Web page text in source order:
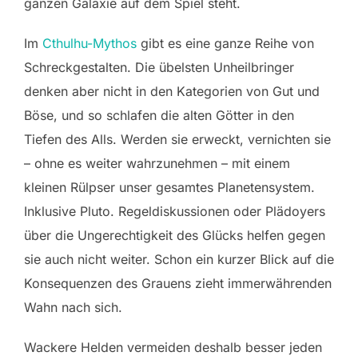
Im Cthulhu-Mythos gibt es eine ganze Reihe von
Schreckgestalten. Die übelsten Unheilbringer
denken aber nicht in den Kategorien von Gut und
Böse, und so schlafen die alten Götter in den
Tiefen des Alls. Werden sie erweckt, vernichten sie
– ohne es weiter wahrzunehmen – mit einem
kleinen Rülpser unser gesamtes Planetensystem.
Inklusive Pluto. Regeldiskussionen oder Plädoyers
über die Ungerechtigkeit des Glücks helfen gegen
sie auch nicht weiter. Schon ein kurzer Blick auf die
Konsequenzen des Grauens zieht immerwährenden
Wahn nach sich.
Wackere Helden vermeiden deshalb besser jeden